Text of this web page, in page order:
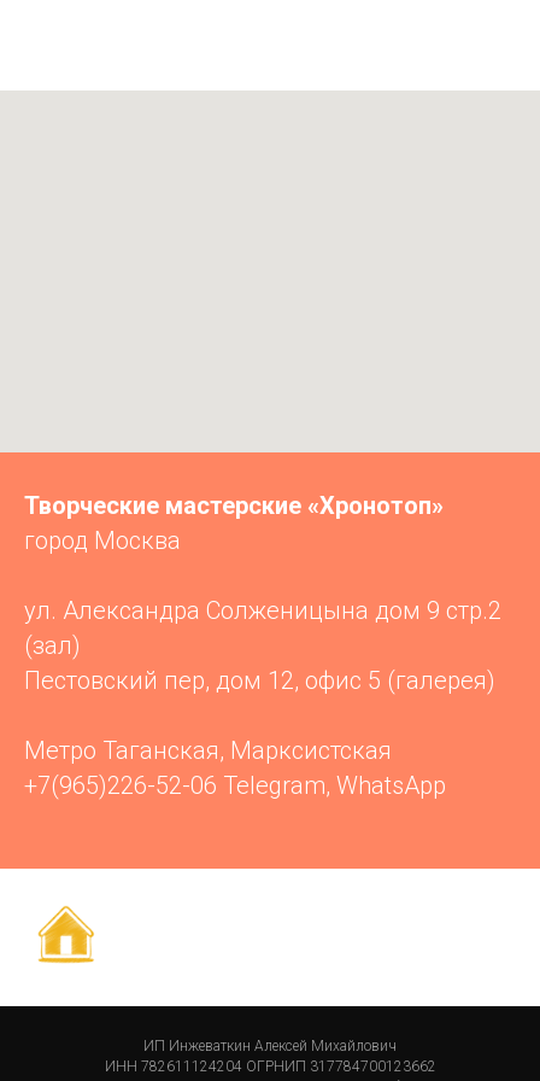
Творческие мастерские «Хронотоп»
город Москва
ул. Александра Солженицына дом 9 стр.2
(зал)
Пестовский пер, дом 12, офис 5 (галерея)
Метро Таганская, Марксистская
+7(965)226-52-06 Telegram, WhatsApp
ИП Инжеваткин Алексей Михайлович
ИНН 782611124204 ОГРНИП 317784700123662